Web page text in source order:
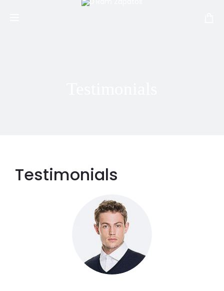
Testimonials